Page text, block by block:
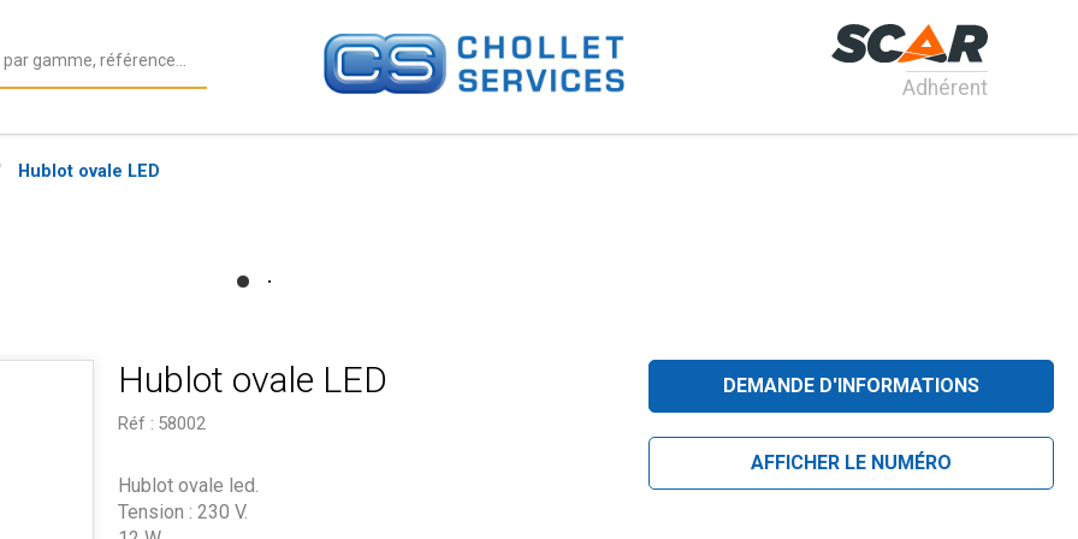
Adhérent
Hublot ovale LED
Hublot ovale LED
Réf : 58002
Hublot ovale led.
Tension : 230 V.
DEMANDE D'INFORMATIONS
AFFICHER LE NUMÉRO